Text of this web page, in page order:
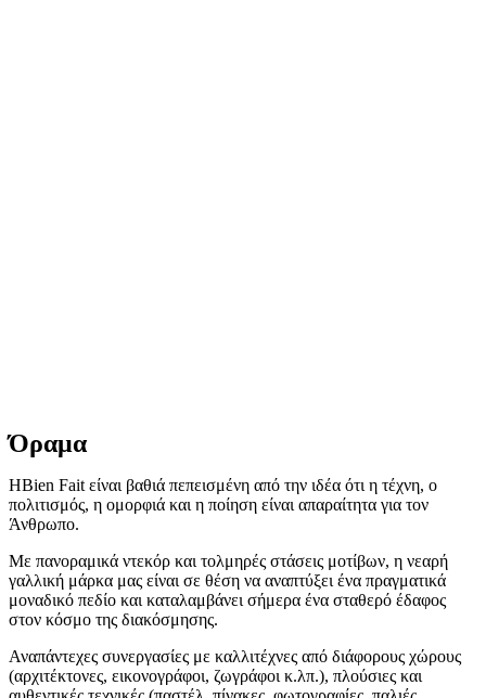
Όραμα
ΗBien Fait είναι βαθιά πεπεισμένη από την ιδέα ότι η τέχνη, ο
πολιτισμός, η ομορφιά και η ποίηση είναι απαραίτητα για τον
Άνθρωπο.
Με πανοραμικά ντεκόρ και τολμηρές στάσεις μοτίβων, η νεαρή
γαλλική μάρκα μας είναι σε θέση να αναπτύξει ένα πραγματικά
μοναδικό πεδίο και καταλαμβάνει σήμερα ένα σταθερό έδαφος
στον κόσμο της διακόσμησης.
Αναπάντεχες συνεργασίες με καλλιτέχνες από διάφορους χώρους
(αρχιτέκτονες, εικονογράφοι, ζωγράφοι κ.λπ.), πλούσιες και